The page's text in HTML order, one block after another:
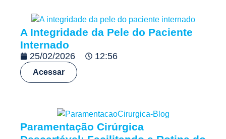
A Integridade da Pele do Paciente
Internado
25/02/2026 12:56
Acessar
Paramentação Cirúrgica